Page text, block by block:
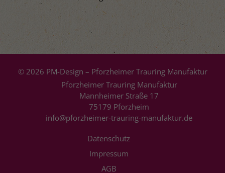
© 2026 PM-Design – Pforzheimer Trauring Manufaktur
Pforzheimer Trauring Manufaktur
Mannheimer Straße 17
75179 Pforzheim
info@pforzheimer-trauring-manufaktur.de
Datenschutz
Impressum
AGB